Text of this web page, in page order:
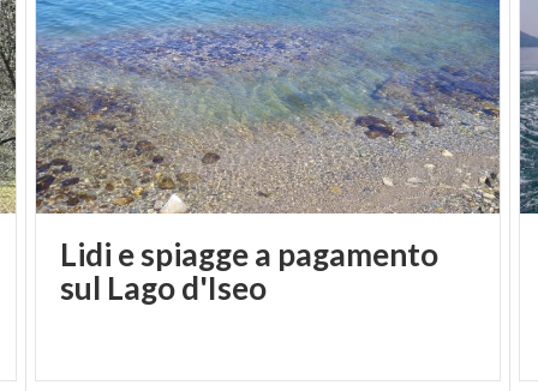
sistemarlo conservando le antiche strutture.
Lidi e spiagge a pagamento
sul Lago d'Iseo